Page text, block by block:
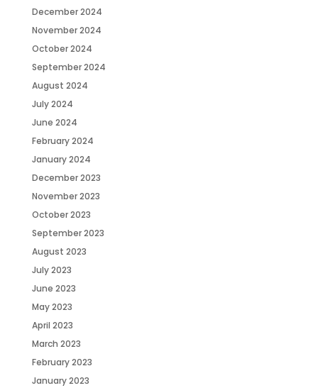
December 2024
November 2024
October 2024
September 2024
August 2024
July 2024
June 2024
February 2024
January 2024
December 2023
November 2023
October 2023
September 2023
August 2023
July 2023
June 2023
May 2023
April 2023
March 2023
February 2023
January 2023